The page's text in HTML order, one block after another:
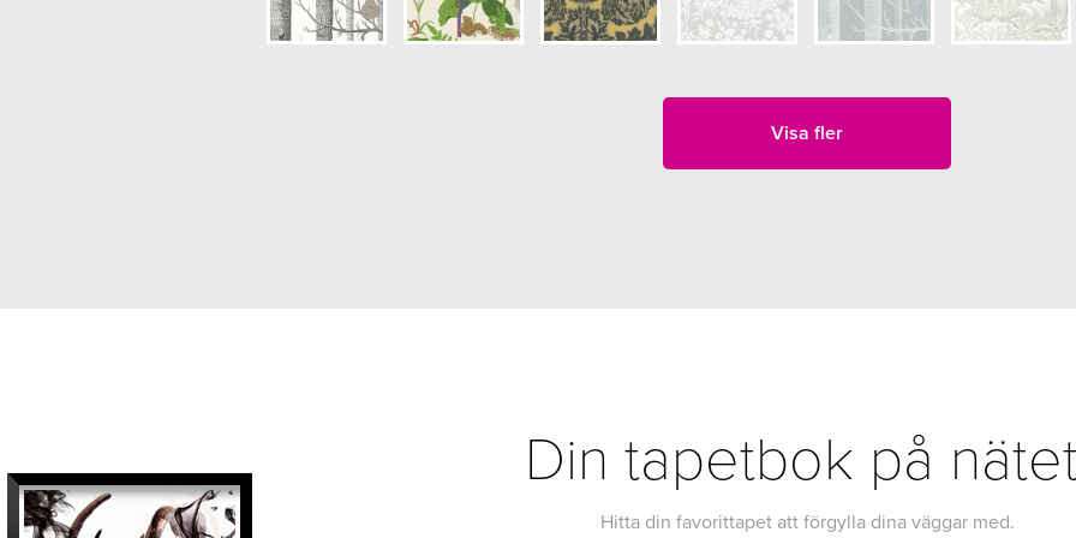
Visa fler
Din tapetbok på
Hitta din favorittapet att förgylla dina väggar med.